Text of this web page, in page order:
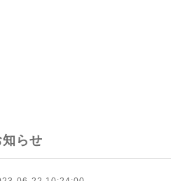
知らせ